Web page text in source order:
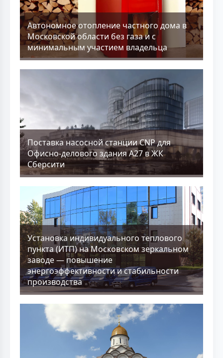
Aвтономное отопление частного дома в
Московской области без газа и с
минимальным участием владельца
Поставка насосной станции CNP для
Офисно-делового здания А27 в ЖК
Сберсити
Установка индивидуального теплового
пункта (ИТП) на Московском зеркальном
заводе — повышение
энергоэффективности и стабильности
производства